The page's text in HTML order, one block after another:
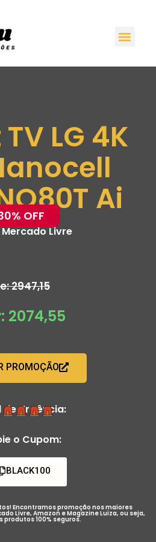
LG 4K
Ai
OFF
Mercado Livre
2947,15
2074,55
PROMOÇÃO
de Urgência:
o Cupom:
BLACK100
Encontramos promoção nos maiores
Livre, Amazon e Magazine Luiza, ou seja,
produtos 100% seguros.